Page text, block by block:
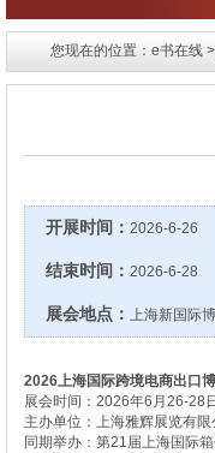
您现在的位置：e书在线 >
开展时间： 2026-6-26
结束时间： 2026-6-28
展会地点： 上海新国际
2026上海国际跨境电商出口
展会时间：2026年6月26-28
主办单位：上海雅辉展览有
同期举办：第21届上海国际